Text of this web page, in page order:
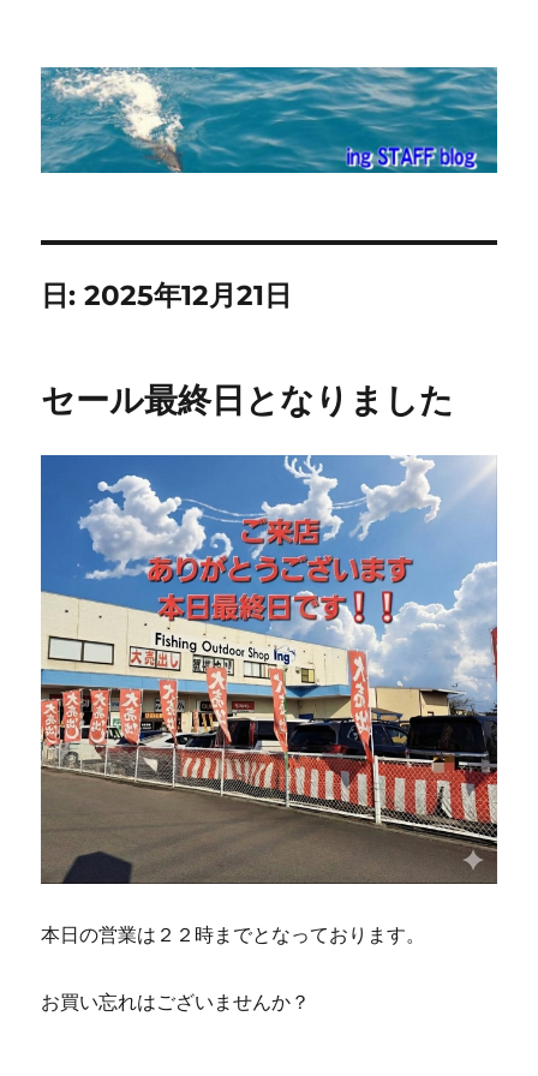
ing STAFF blog
日:2025年12月21日
セール最終日となりました
本日の営業は２２時までとなっております。
お買い忘れはございませんか？